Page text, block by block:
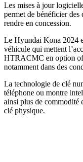
Les mises à jour
permet de bénéficier des
rendre en concession.
Le Hyundai Kona 2024
véhicule qui mettent
HTRACMC en option
notamment dans des
La technologie de clé
téléphone ou montre
ainsi plus de commodité
clé physique.